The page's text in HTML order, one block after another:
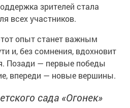
зрителей стала
всех участников.
опыт станет важным
и, без сомнения, вдохновит
Позади — первые победы
впереди — новые вершины.
сада «Огонек»